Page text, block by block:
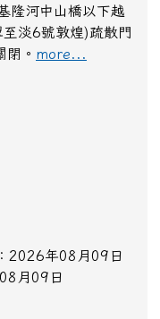
隆河中山橋以下越
淡6號敦煌)疏散門
。 more...
2026年08月09日
月09日